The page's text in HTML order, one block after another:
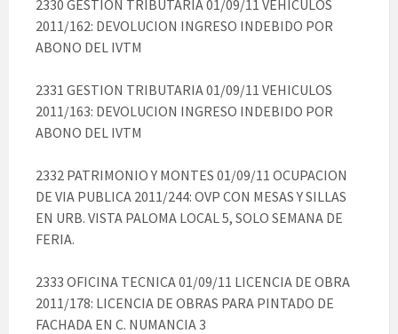
2330 GESTION TRIBUTARIA 01/09/11 VEHICULOS
2011/162: DEVOLUCION INGRESO INDEBIDO POR
ABONO DEL IVTM
2331 GESTION TRIBUTARIA 01/09/11 VEHICULOS
2011/163: DEVOLUCION INGRESO INDEBIDO POR
ABONO DEL IVTM
2332 PATRIMONIO Y MONTES 01/09/11 OCUPACION
DE VIA PUBLICA 2011/244: OVP CON MESAS Y SILLAS
EN URB. VISTA PALOMA LOCAL 5, SOLO SEMANA DE
FERIA.
2333 OFICINA TECNICA 01/09/11 LICENCIA DE OBRA
2011/178: LICENCIA DE OBRAS PARA PINTADO DE
FACHADA EN C. NUMANCIA 3